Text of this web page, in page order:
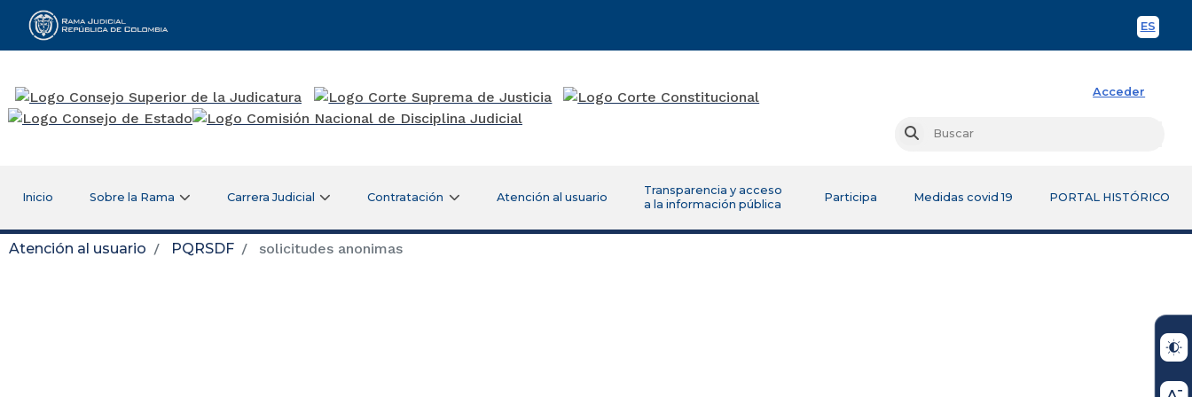
ES
Rama Judicial
Acceder
Buscar
Inicio Sobre la Rama Carrera Judicial Contratación Atención al usuario
Transparencia y acceso
a la información pública
Participa Medidas covid 19 PORTAL HISTÓRICO
Atención al usuario PQRSDF solicitudes anonimas